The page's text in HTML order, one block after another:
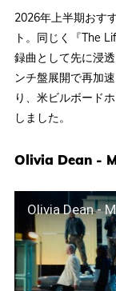
2026年上半期おす
ト。同じく『The
録曲として先に浸
ンチ盤展開で再加
り、米ビルボード
しました。
Olivia Dean -
Olivia Dean -